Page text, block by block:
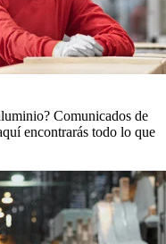
Comunicados de
encontrarás todo lo que